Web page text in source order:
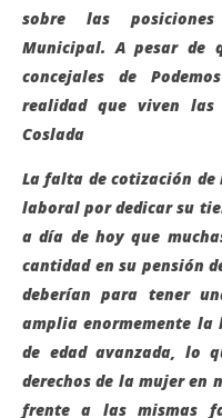
sobre las
Municipal. A pesar de
concejales de
realidad que viven las
Coslada
La falta de cotización
laboral por dedicar su
a día de hoy que
cantidad en su pensión
deberían para tener
amplia enormemente la
de edad avanzada, lo
derechos de la mujer en
frente a las mismas